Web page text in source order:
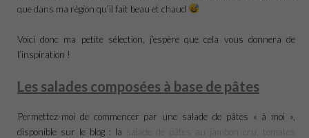
que dans ma région qu’il fait beau et chaud
Voici donc ma petite sélection, j’espère que cela vous donnera de
l’inspiration !
Les salades composées à base de pâtes
Permettez-moi de commencer par une salade de pâtes « à moi »,
disponible sur le blog : la salade de pâtes au jambon cru, tomates